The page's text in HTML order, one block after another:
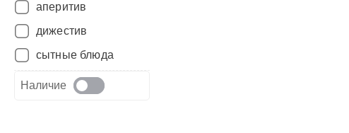
аперитив
дижестив
сытные блюда
Наличие